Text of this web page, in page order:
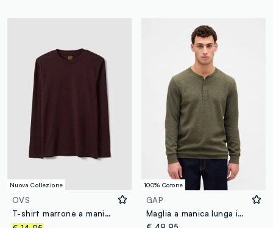
Nuova Collezione
OVS
T-shirt marrone a maniche lunghe in puro cotone organico con girocollo
100% Cotone
GAP
Maglia a manica lunga in cotone